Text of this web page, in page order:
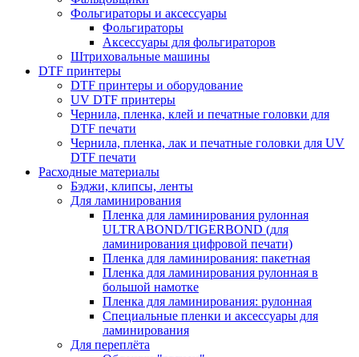
Фольгираторы и аксессуары
Фольгираторы
Аксессуары для фольгираторов
Штриховальные машины
DTF принтеры
DTF принтеры и оборудование
UV DTF принтеры
Чернила, пленка, клей и печатные головки для
DTF печати
Чернила, пленка, лак и печатные головки для UV
DTF печати
Расходные материалы
Бэджи, клипсы, ленты
Для ламинирования
Пленка для ламинирования рулонная
ULTRABOND/TIGERBOND (для
ламинирования цифровой печати)
Пленка для ламинирования: пакетная
Пленка для ламинирования рулонная в
большой намотке
Пленка для ламинирования: рулонная
Специальные пленки и аксессуары для
ламинирования
Для переплёта